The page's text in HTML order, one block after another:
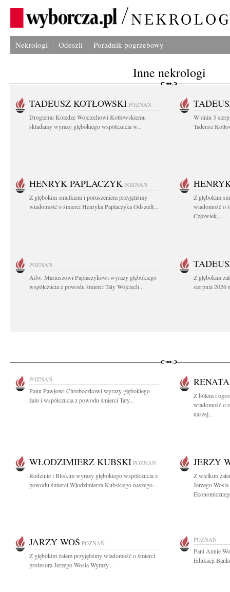
Nekrologi Odeszli Poradnik pogrzebowy
Inne nekrologi
TADEUSZ KOTŁOWSKI POZNAŃ
Drogiemu Koledze Wojciechowi Kotłowskiemu
składamy wyrazy głębokiego współczucia w...
W dniu 3
Tadeusz
HENRYK PAPLACZYK POZNAŃ
Z głębokim smutkiem i poruszeniem przyjęliśmy
wiadomość o śmierci Henryka Paplaczyka Odszedł...
Z głębokim
wiadomość o
Człowiek,...
POZNAŃ
Adw. Mariuszowi Paplaczykowi wyrazy głębokiego
współczucia z powodu śmierci Taty Wojciech...
Z głębokim
sierpnia 2026
POZNAŃ
Panu Pawłowi Chroboczkowi wyrazy głębokiego
żalu i współczucia z powodu śmierci Taty...
Z bólem i
wiadomość o
naszej...
WŁODZIMIERZ KUBSKI POZNAŃ
Rodzinie i Bliskim wyrazy głębokiego współczucia z
powodu śmierci Włodzimierza Kubskiego naszego...
JERZY
Z wielkim
Jerzego
JARZY WOŚ POZNAŃ
Z głębokim żalem przyjęliśmy wiadomość o śmierci
profesora Jerzego Wosia Wyrazy...
POZNAŃ
Pani Annie
Edukacji